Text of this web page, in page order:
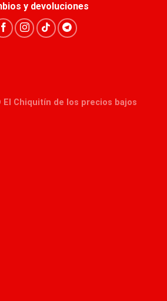
y devoluciones
El Chiquitín de los precios bajos